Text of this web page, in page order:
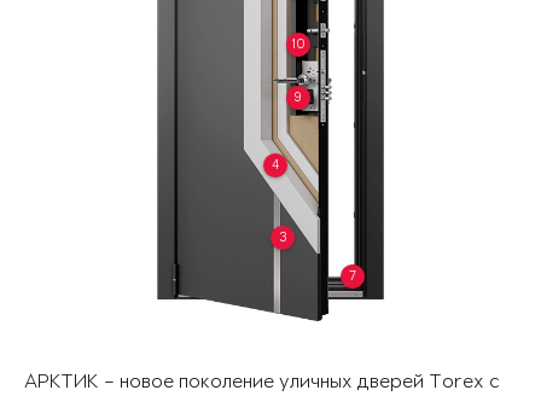
3
4
7
9
10
АРКТИК – новое поколение уличных дверей Torex с